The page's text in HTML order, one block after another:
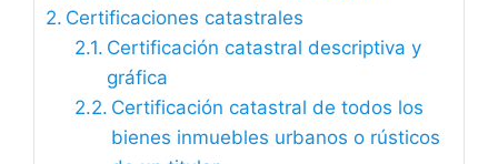
Certificaciones catastrales
Certificación catastral descriptiva y
gráfica
Certificación catastral de todos los
bienes inmuebles urbanos o rústicos